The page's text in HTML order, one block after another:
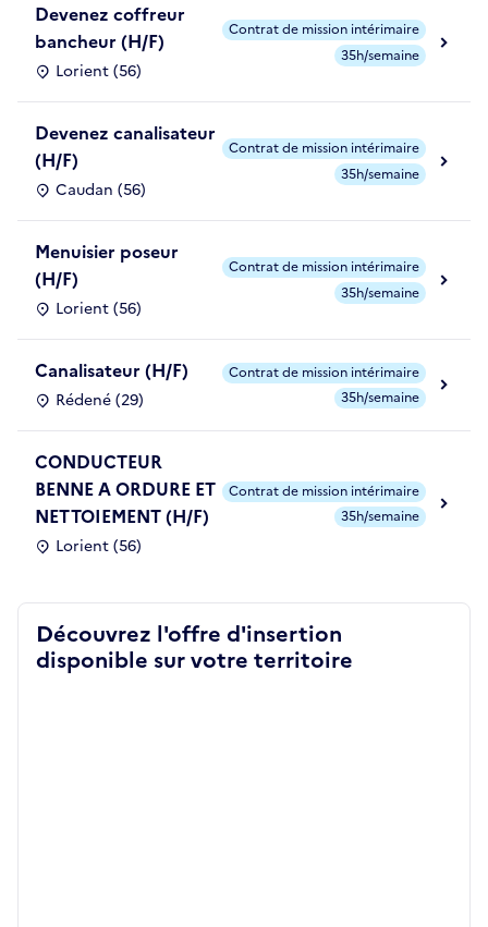
Devenez coffreur
bancheur (H/F)
Lorient (56)
Contrat de mission intérimaire
35h/semaine
Devenez canalisateur
(H/F)
Caudan (56)
Contrat de mission intérimaire
35h/semaine
Menuisier poseur
(H/F)
Lorient (56)
Contrat de mission intérimaire
35h/semaine
Canalisateur (H/F)
Rédené (29)
Contrat de mission intérimaire
35h/semaine
CONDUCTEUR
BENNE A ORDURE ET
NETTOIEMENT (H/F)
Lorient (56)
Contrat de mission intérimaire
35h/semaine
Découvrez l'offre d'insertion
disponible sur votre territoire